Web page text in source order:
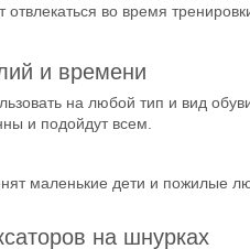
во время
и времени
на любой тип и вид
и подойдут всем.
маленькие дети и пожилые
на шнурках